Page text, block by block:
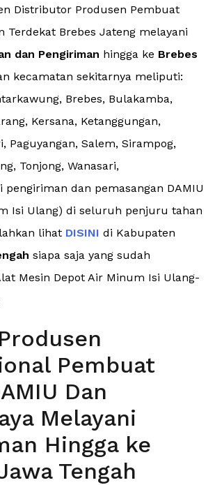
Distributor Produsen Pembuat
Terdekat Brebes Jateng melayani
dan Pengiriman hingga ke Brebes
kecamatan sekitarnya meliputi:
Brebes, Bulakamba,
Kersana, Ketanggungan,
Paguyangan, Salem, Sirampog,
Tonjong, Wanasari,
pengiriman dan pemasangan DAMIU
Isi Ulang) di seluruh penjuru tahan
lihat DISINI di Kabupaten
siapa saja yang sudah
Mesin Depot Air Minum Isi Ulang-
Pembuat
Dan
Melayani
Hingga ke
Tengah